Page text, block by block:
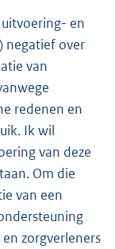
en
negatief over
van
redenen en
Ik wil
van deze
Om die
van een
zorgverleners